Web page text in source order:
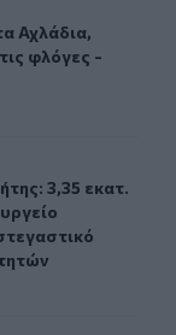
με τις
Αχλάδια,
Αχλάδια,
φλόγες -
από το
3,35 εκατ.
3,35 εκατ.